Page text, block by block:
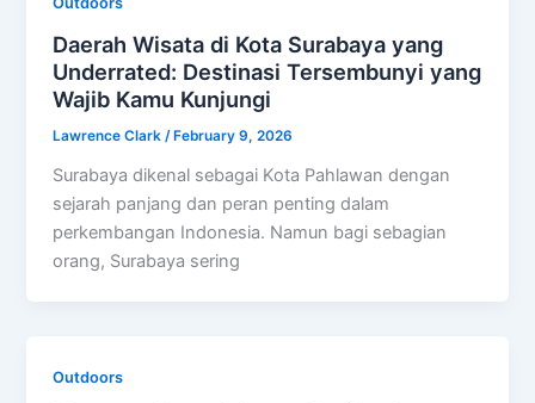
Daerah Wisata di Kota Surabaya yang
Underrated: Destinasi Tersembunyi yang
Wajib Kamu Kunjungi
Lawrence Clark/ February 9, 2026
Surabaya dikenal sebagai Kota Pahlawan dengan
sejarah panjang dan peran penting dalam
perkembangan Indonesia. Namun bagi sebagian
orang, Surabaya sering
Outdoors